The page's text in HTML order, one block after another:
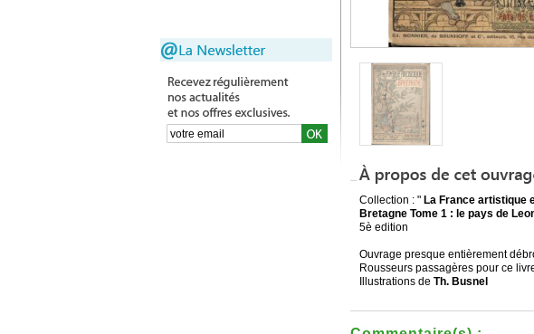
Collection : " La France artistique
Bretagne Tome 1 : le pays de
5è edition
Ouvrage presque entièrement
Rousseurs passagères pour ce
Illustrations de Th. Busnel